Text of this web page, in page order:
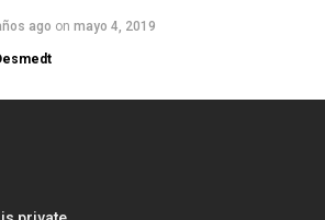
ago on mayo 4, 2019